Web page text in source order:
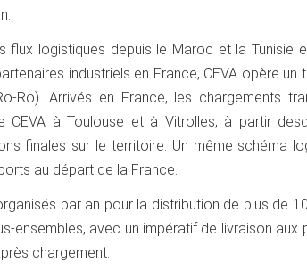
flux logistiques depuis le Maroc et la Tunisie
industriels en France, CEVA opère un
Ro). Arrivés en France, les chargements
CEVA à Toulouse et à Vitrolles, à partir
finales sur le territoire. Un même schéma
au départ de la France.
par an pour la distribution de plus de
ensembles, avec un impératif de livraison aux
chargement.